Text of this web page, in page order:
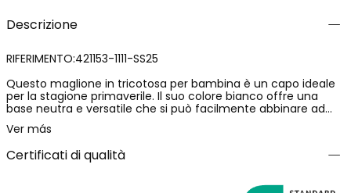
Descrizione
RIFERIMENTO:421153-1111-SS25
Questo maglione in tricotosa per bambina è un capo ideale
per la stagione primaverile. Il suo colore bianco offre una
base neutra e versatile che si può facilmente abbinare ad
altri capi. È realizzato in un materiale morbido e leggero che
garantisce comfort e calore. Presenta un design con dettagli
nella parte inferiore, oltre a un tessuto con un motivo a punti
che gli conferisce un tocco unico. Destinato a bambine dai 4
Ver más
Certificati di qualità